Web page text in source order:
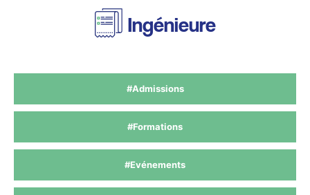
Ingénieure
#Admissions
#Formations
#Evénements